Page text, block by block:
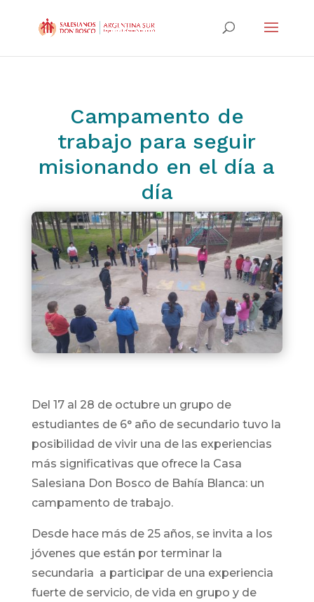
Campamento de
trabajo para seguir
misionando en el día a
día
Del 17 al 28 de octubre un grupo de
estudiantes de 6° año de secundario tuvo la
posibilidad de vivir una de las experiencias
más significativas que ofrece la Casa
Salesiana Don Bosco de Bahía Blanca: un
campamento de trabajo.
Desde hace más de 25 años, se invita a los
jóvenes que están por terminar la
secundaria a participar de una experiencia
fuerte de servicio, de vida en grupo y de